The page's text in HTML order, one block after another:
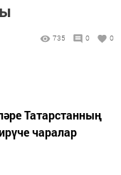
735 0 0
Татарстанның
чаралар